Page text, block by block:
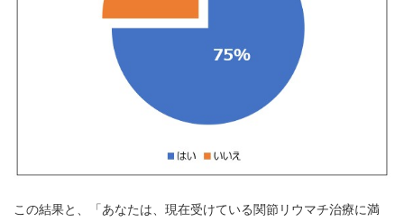
この結果と、「あなたは、現在受けている関節リウマチ治療に満